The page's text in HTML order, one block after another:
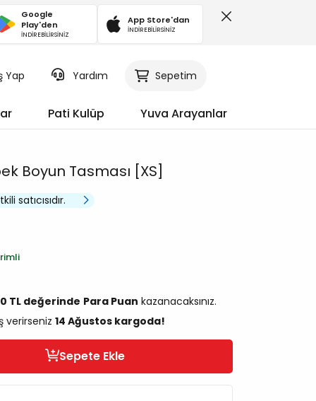
Google
Play'den
İNDİREBİLİRSİNİZ
App Store'dan
İNDİREBİLİRSİNİZ
Yap Yardım Sepetim
Pati Kulüp Yuva Arayanlar
Boyun Tasması [XS]
satıcısıdır.
TL değerinde Para Puan kazanacaksınız.
verirseniz 14 Ağustos kargoda!
Sepete Ekle